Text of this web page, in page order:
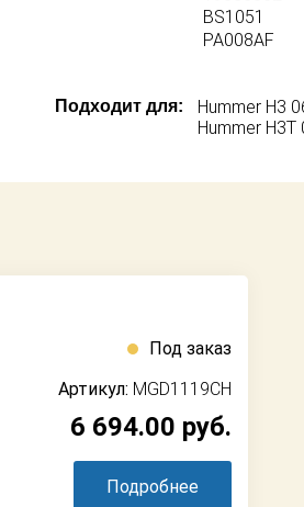
BS1051
PA008AF
Подходит для:
Hummer H3
Hummer H3T
Под заказ
Артикул: MGD1119CH
6 694.00 руб.
Подробнее